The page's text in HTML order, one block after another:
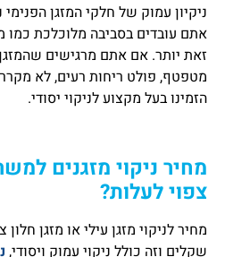
ניקיון עמוק של חלקי המזגן
אתם עובדים בסביבה מלוכלכת
זאת יותר. אם אתם מרגישים
מטפטף, פולט ריחות רעים, לא
הזמינו בעל מקצוע לניקוי יסודי.
מחיר ניקוי מזגנים
צפוי לעלות?
מחיר לניקוי מזגן עילי או מזגן
שקלים וזה כולל ניקוי עמוק ויסודי,